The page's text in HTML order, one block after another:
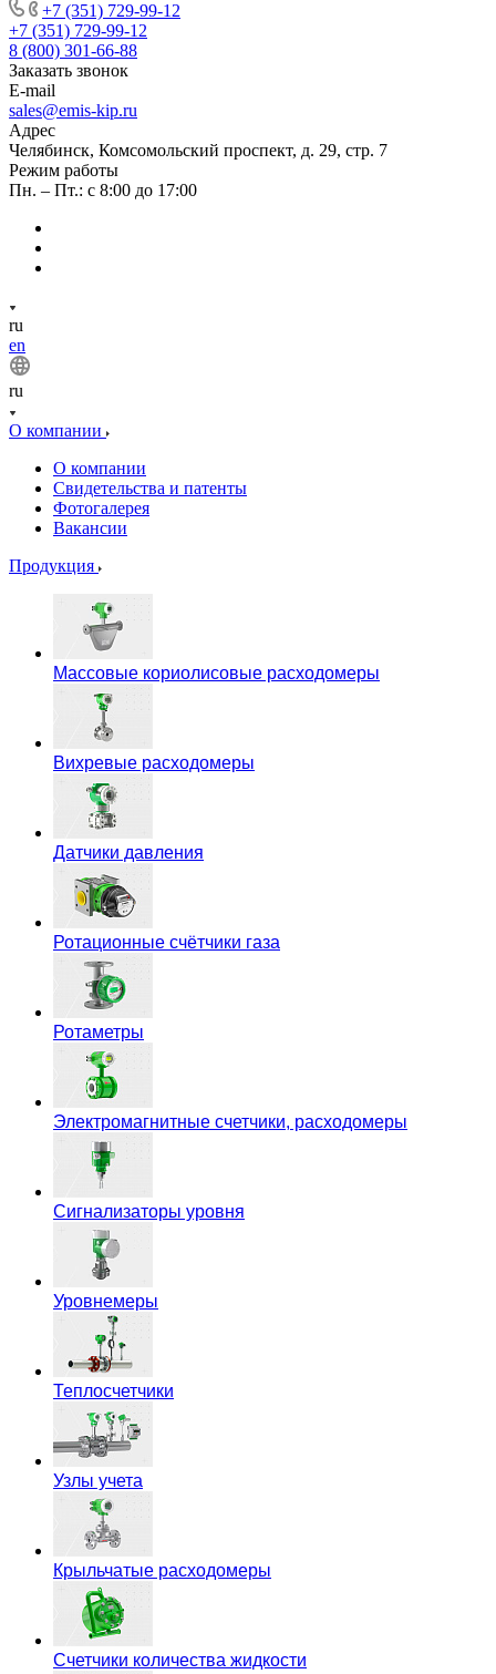
+7 (351) 729-99-12
+7 (351) 729-99-12
8 (800) 301-66-88
Заказать звонок
E-mail
sales@emis-kip.ru
Адрес
Челябинск, Комсомольский проспект, д. 29, стр. 7
Режим работы
Пн. – Пт.: с 8:00 до 17:00
ru
en
ru
О компании
О компании
Свидетельства и патенты
Фотогалерея
Вакансии
Продукция
Массовые кориолисовые расходомеры
Вихревые расходомеры
Датчики давления
Ротационные счётчики газа
Ротаметры
Электромагнитные счетчики, расходомеры
Сигнализаторы уровня
Уровнемеры
Теплосчетчики
Узлы учета
Крыльчатые расходомеры
Счетчики количества жидкости